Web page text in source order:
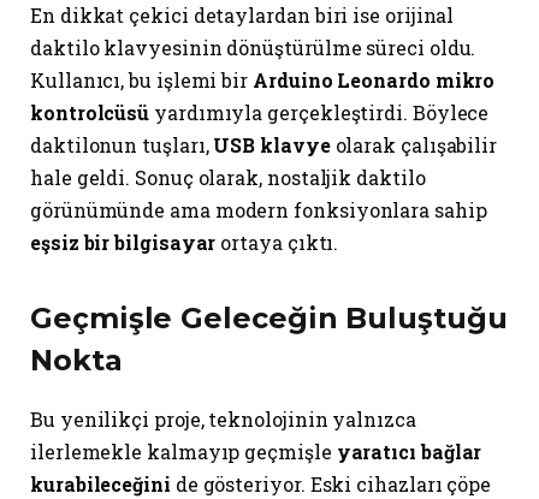
En dikkat çekici detaylardan biri ise orijinal
daktilo klavyesinin dönüştürülme süreci oldu.
Kullanıcı, bu işlemi bir Arduino Leonardo mikro
kontrolcüsü yardımıyla gerçekleştirdi. Böylece
daktilonun tuşları,USB klavyeolarak çalışabilir
hale geldi. Sonuç olarak, nostaljik daktilo
görünümünde ama modern fonksiyonlara sahip
eşsiz bir bilgisayar ortaya çıktı.
Geçmişle Geleceğin Buluştuğu
Nokta
Bu yenilikçi proje, teknolojinin yalnızca
ilerlemekle kalmayıp geçmişle yaratıcı bağlar
kurabileceğini de gösteriyor. Eski cihazları çöpe